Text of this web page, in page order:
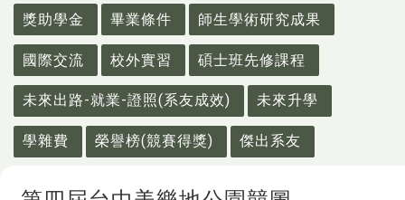
獎助學金 畢業條件 師生學術研究成果
國際交流 校外實習 碩士班先修課程
未來出路-就業-證照(系友成效) 未來升學
學雜費 榮譽榜(競賽得獎) 傑出系友